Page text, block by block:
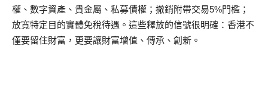
權、數字資產、貴金屬、私募債權；撤銷附帶交易5%門檻；
放寬特定目的實體免稅待遇。這些釋放的信號很明確：香港不
僅要留住財富，更要讓財富增值、傳承、創新。